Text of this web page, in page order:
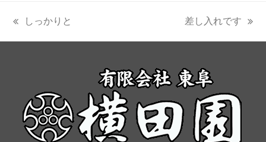
o
k
s
t
e
b
previous
post:
しっかりと
next
post:
差し入れです